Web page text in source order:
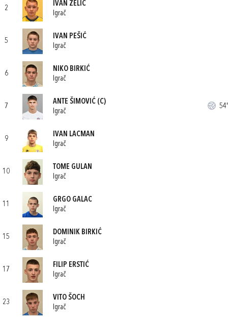
2
IVAN ZELIĆ
Igrač
5
IVAN PEŠIĆ
Igrač
6
NIKO BIRKIĆ
Igrač
7
ANTE ŠIMOVIĆ (C)
Igrač
54'
9
IVAN LACMAN
Igrač
10
TOME GULAN
Igrač
11
GRGO GALAC
Igrač
15
DOMINIK BIRKIĆ
Igrač
17
FILIP ERSTIĆ
Igrač
23
VITO ŠOCH
Igrač